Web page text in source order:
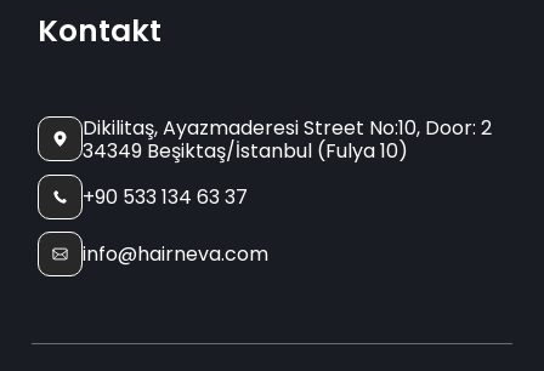
Kontakt
Dikilitaş, Ayazmaderesi Street No:10, Door: 2
34349 Beşiktaş/İstanbul (Fulya 10)
+90 533 134 63 37
info@hairneva.com